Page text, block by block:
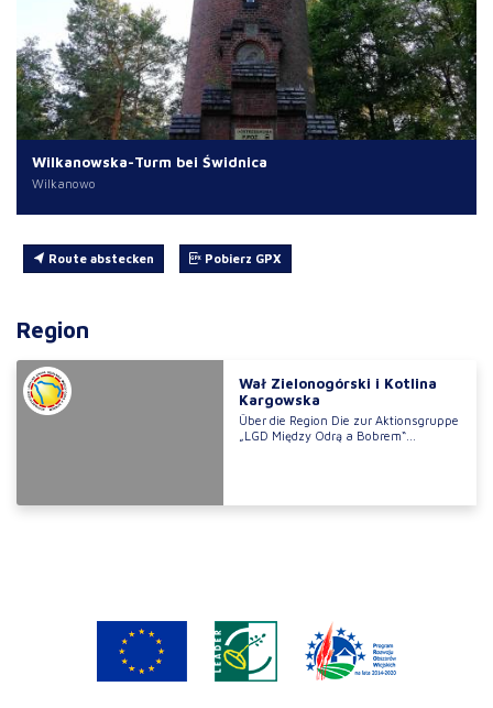
Wilkanowska-Turm bei Świdnica
Wilkanowo
Route abstecken Pobierz GPX
Region
Wał Zielonogórski i Kotlina
Kargowska
Über die Region Die zur Aktionsgruppe
„LGD Między Odrą a Bobrem“...